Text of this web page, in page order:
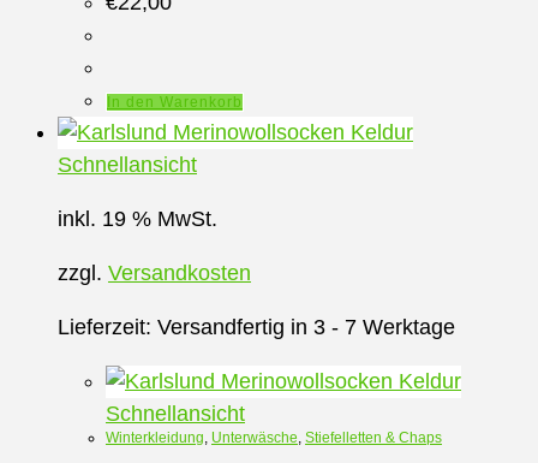
In den Warenkorb
Schnellansicht
inkl. 19 % MwSt.
zzgl. Versandkosten
Lieferzeit: Versandfertig in 3 - 7 Werktage
Schnellansicht
Winterkleidung, Unterwäsche, Stiefelletten & Chaps